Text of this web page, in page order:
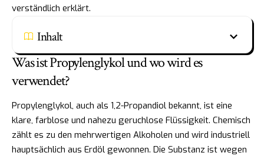
verständlich erklärt.
Inhalt
Was ist Propylenglykol und wo wird es
verwendet?
Propylenglykol, auch als 1,2-Propandiol bekannt, ist eine
klare, farblose und nahezu geruchlose Flüssigkeit. Chemisch
zählt es zu den mehrwertigen Alkoholen und wird industriell
hauptsächlich aus Erdöl gewonnen. Die Substanz ist wegen